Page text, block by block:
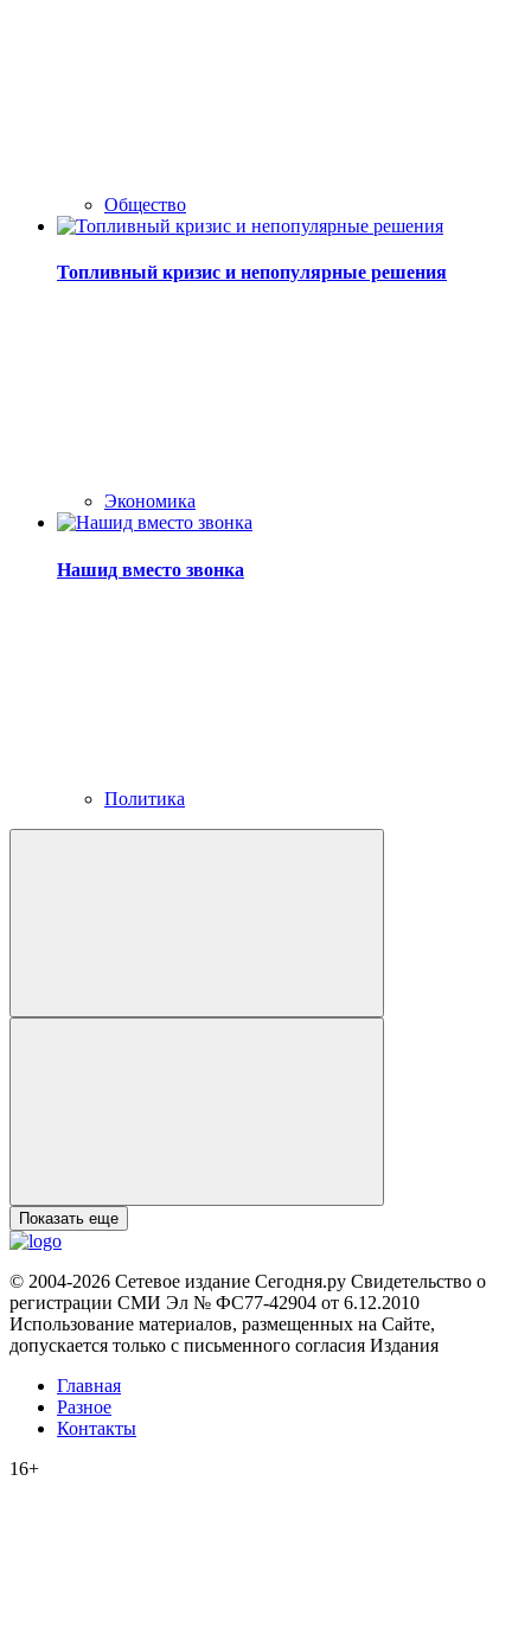
Общество
Топливный кризис и непопулярные решения
Экономика
Нашид вместо звонка
Политика
Показать еще
© 2004-2026 Сетевое издание Сегодня.ру Свидетельство о
регистрации СМИ Эл № ФС77-42904 от 6.12.2010
Использование материалов, размещенных на Сайте,
допускается только с письменного согласия Издания
Главная
Разное
Контакты
16+